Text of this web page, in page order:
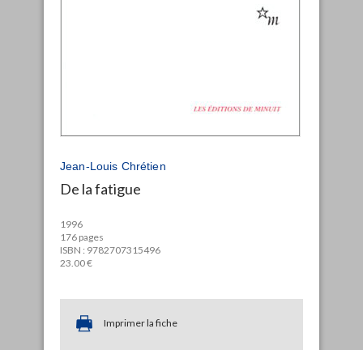
Jean-Louis Chrétien
De la fatigue
1996
176 pages
ISBN : 9782707315496
23.00 €
Imprimer la fiche